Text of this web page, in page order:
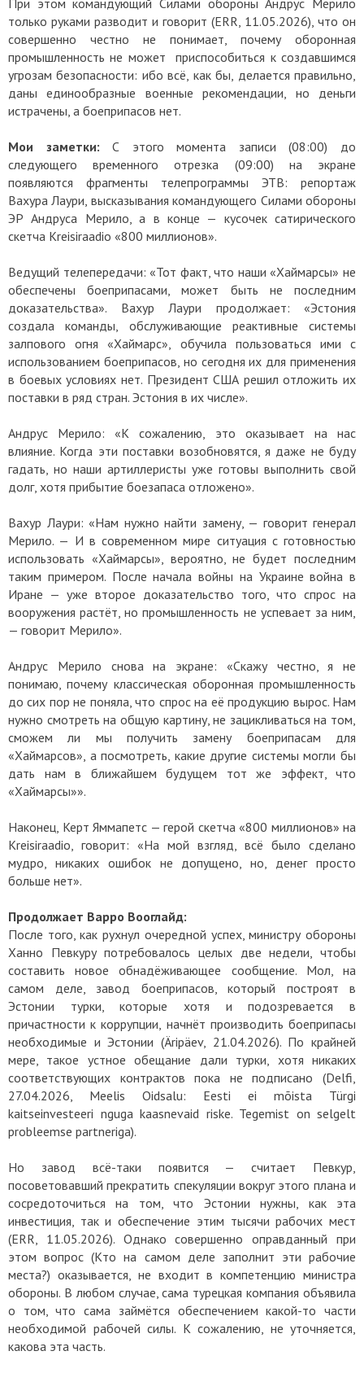
При этом командующий Силами обороны Андрус Мерило
только руками разводит и говорит (ERR, 11.05.2026), что он
совершенно честно не понимает, почему оборонная
промышленность не может приспособиться к создавшимся
угрозам безопасности: ибо всё, как бы, делается правильно,
даны единообразные военные рекомендации, но деньги
истрачены, а боеприпасов нет.
Мои заметки: С этого момента записи (08:00) до
следующего временного отрезка (09:00) на экране
появляются фрагменты телепрограммы ЭТВ: репортаж
Вахура Лаури, высказывания командующего Силами обороны
ЭР Андруса Мерило, а в конце — кусочек сатирического
скетча Kreisiraadio «800 миллионов».
Ведущий телепередачи: «Тот факт, что наши «Хаймарсы» не
обеспечены боеприпасами, может быть не последним
доказательства». Вахур Лаури продолжает: «Эстония
создала команды, обслуживающие реактивные системы
залпового огня «Хаймарс», обучила пользоваться ими с
использованием боеприпасов, но сегодня их для применения
в боевых условиях нет. Президент США решил отложить их
поставки в ряд стран. Эстония в их числе».
Андрус Мерило: «К сожалению, это оказывает на нас
влияние. Когда эти поставки возобновятся, я даже не буду
гадать, но наши артиллеристы уже готовы выполнить свой
долг, хотя прибытие боезапаса отложено».
Вахур Лаури: «Нам нужно найти замену, — говорит генерал
Мерило. — И в современном мире ситуация с готовностью
использовать «Хаймарсы», вероятно, не будет последним
таким примером. После начала войны на Украине война в
Иране — уже второе доказательство того, что спрос на
вооружения растёт, но промышленность не успевает за ним,
— говорит Мерило».
Андрус Мерило снова на экране: «Скажу честно, я не
понимаю, почему классическая оборонная промышленность
до сих пор не поняла, что спрос на её продукцию вырос. Нам
нужно смотреть на общую картину, не зацикливаться на том,
сможем ли мы получить замену боеприпасам для
«Хаймарсов», а посмотреть, какие другие системы могли бы
дать нам в ближайшем будущем тот же эффект, что
«Хаймарсы»».
Наконец, Керт Яммапетс — герой скетча «800 миллионов» на
Kreisiraadio, говорит: «На мой взгляд, всё было сделано
мудро, никаких ошибок не допущено, но, денег просто
больше нет».
Продолжает Варро Вооглайд:
После того, как рухнул очередной успех, министру обороны
Ханно Певкуру потребовалось целых две недели, чтобы
составить новое обнадёживающее сообщение. Мол, на
самом деле, завод боеприпасов, который построят в
Эстонии турки, которые хотя и подозревается в
причастности к коррупции, начнёт производить боеприпасы
необходимые и Эстонии (Äripäev, 21.04.2026). По крайней
мере, такое устное обещание дали турки, хотя никаких
соответствующих контрактов пока не подписано (Delfi,
27.04.2026, Meelis Oidsalu: Eesti ei mõista Türgi
kaitseinvesteeri nguga kaasnevaid riske. Tegemist on selgelt
probleemse partneriga).
Но завод всё-таки появится — считает Певкур,
посоветовавший прекратить спекуляции вокруг этого плана и
сосредоточиться на том, что Эстонии нужны, как эта
инвестиция, так и обеспечение этим тысячи рабочих мест
(ERR, 11.05.2026). Однако совершенно оправданный при
этом вопрос (Кто на самом деле заполнит эти рабочие
места?) оказывается, не входит в компетенцию министра
обороны. В любом случае, сама турецкая компания объявила
о том, что сама займётся обеспечением какой-то части
необходимой рабочей силы. К сожалению, не уточняется,
какова эта часть.